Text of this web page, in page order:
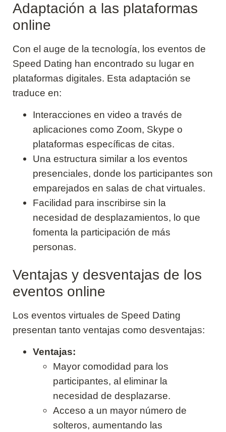
Adaptación a las plataformas
online
Con el auge de la tecnología, los eventos de
Speed Dating han encontrado su lugar en
plataformas digitales. Esta adaptación se
traduce en:
Interacciones en video a través de
aplicaciones como Zoom, Skype o
plataformas específicas de citas.
Una estructura similar a los eventos
presenciales, donde los participantes son
emparejados en salas de chat virtuales.
Facilidad para inscribirse sin la
necesidad de desplazamientos, lo que
fomenta la participación de más
personas.
Ventajas y desventajas de los
eventos online
Los eventos virtuales de Speed Dating
presentan tanto ventajas como desventajas:
Ventajas:
Mayor comodidad para los
participantes, al eliminar la
necesidad de desplazarse.
Acceso a un mayor número de
solteros, aumentando las